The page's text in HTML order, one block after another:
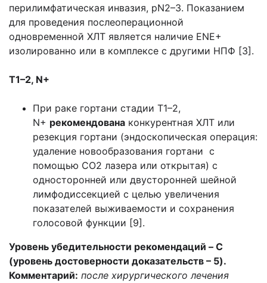
перилимфатическая инвазия, pN2–3. Показанием
для проведения послеоперационной
одновременной ХЛТ является наличие ENE+
изолированно или в комплексе с другими НПФ [3].
T1–2, N+
При раке гортани стадии T1–2,
N+ рекомендована конкурентная ХЛТ или
резекция гортани (эндоскопическая операция:
удаление новообразования гортани с
помощью СО2 лазера или открытая) с
односторонней или двусторонней шейной
лимфодиссекцией с целью увеличения
показателей выживаемости и сохранения
голосовой функции [9].
Уровень убедительности рекомендаций – C
(уровень достоверности доказательств – 5).
Комментарий: после хирургического лечения